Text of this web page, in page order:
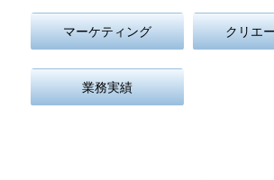
マーケティング クリエ
業務実績